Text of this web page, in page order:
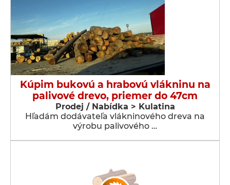
Kúpim bukovú a hrabovú vlákninu na
palivové drevo, priemer do 47cm
Prodej / Nabídka > Kulatina
Hľadám dodávateľa vlákninového dreva na
výrobu palivového …